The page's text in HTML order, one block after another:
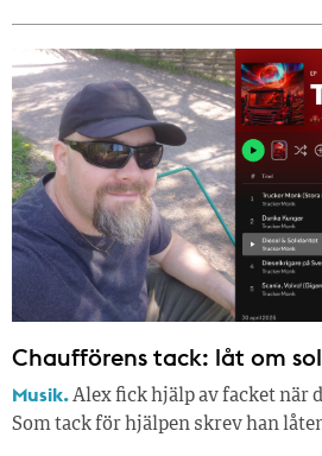
Chaufförens tack: låt om
Musik.Alex fick hjälp av facket när
Som tack för hjälpen skrev han